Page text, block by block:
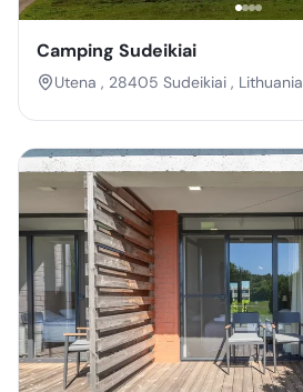
Camping Sudeikiai
Utena , 28405 Sudeikiai , Lithuania